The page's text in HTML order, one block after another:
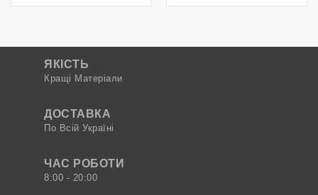
ЯКІСТЬ
Кращі Матеріали
ДОСТАВКА
По Всій Україні
ЧАС РОБОТИ
8:00 - 20:00